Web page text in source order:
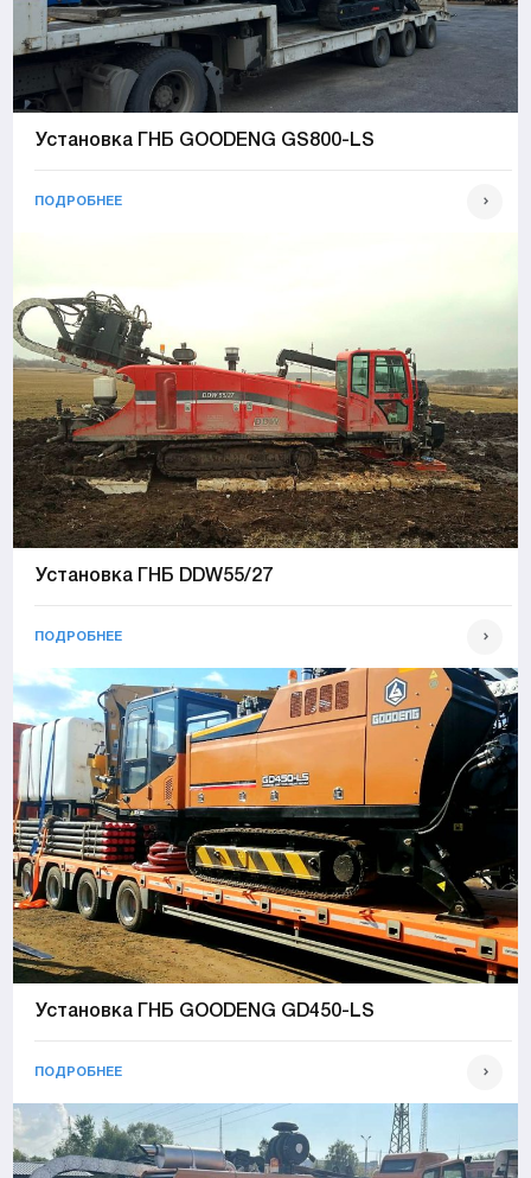
Установка ГНБ GOODENG GS800-LS
ПОДРОБНЕЕ
Установка ГНБ DDW55/27
ПОДРОБНЕЕ
Установка ГНБ GOODENG GD450-LS
ПОДРОБНЕЕ